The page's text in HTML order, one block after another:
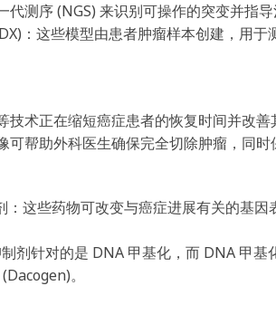
测序 (NGS) 来识别可操作的突变并指导
：这些模型由患者肿瘤样本创建，用
术正在缩短癌症患者的恢复时间并改善
帮助外科医生确保完全切除肿瘤，同时
：这些药物可改变与癌症进展有关的基
剂针对的是 DNA 甲基化，而 DNA 甲基
。